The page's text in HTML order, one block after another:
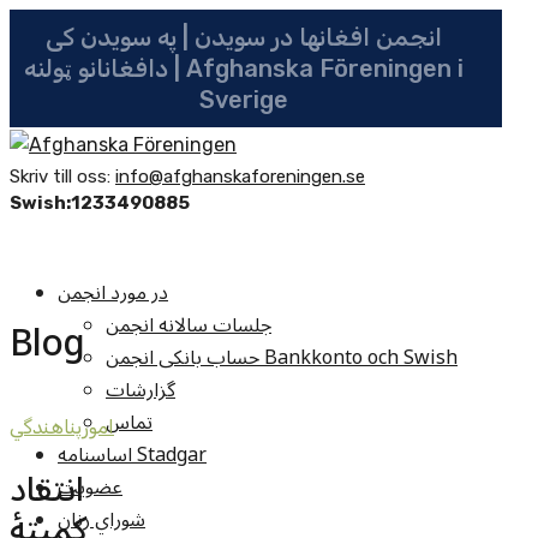
انجمن افغانها در سویدن | په سویدن کی
دافغانانو ټولنه | Afghanska Föreningen i
Sverige
Skriv till oss: info@afghanskaforeningen.se
Swish:1233490885
در مورد انجمن
جلسات سالانه انجمن
حساب بانکی انجمن Bankkonto och Swish
گزارشات
تماس
اساسنامه Stadgar
عضویت
شوراي زنان
Blog
امورپناهندگي
انتقاد